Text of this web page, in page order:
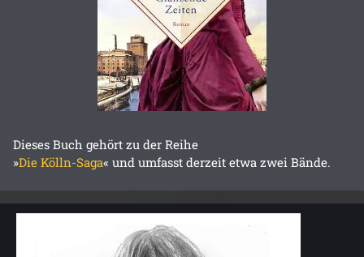
Dieses Buch gehört zu der Reihe
»Die Kölln-Saga« und umfasst derzeit etwa zwei Bände.